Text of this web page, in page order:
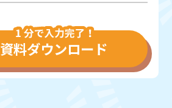
資料ダウンロード